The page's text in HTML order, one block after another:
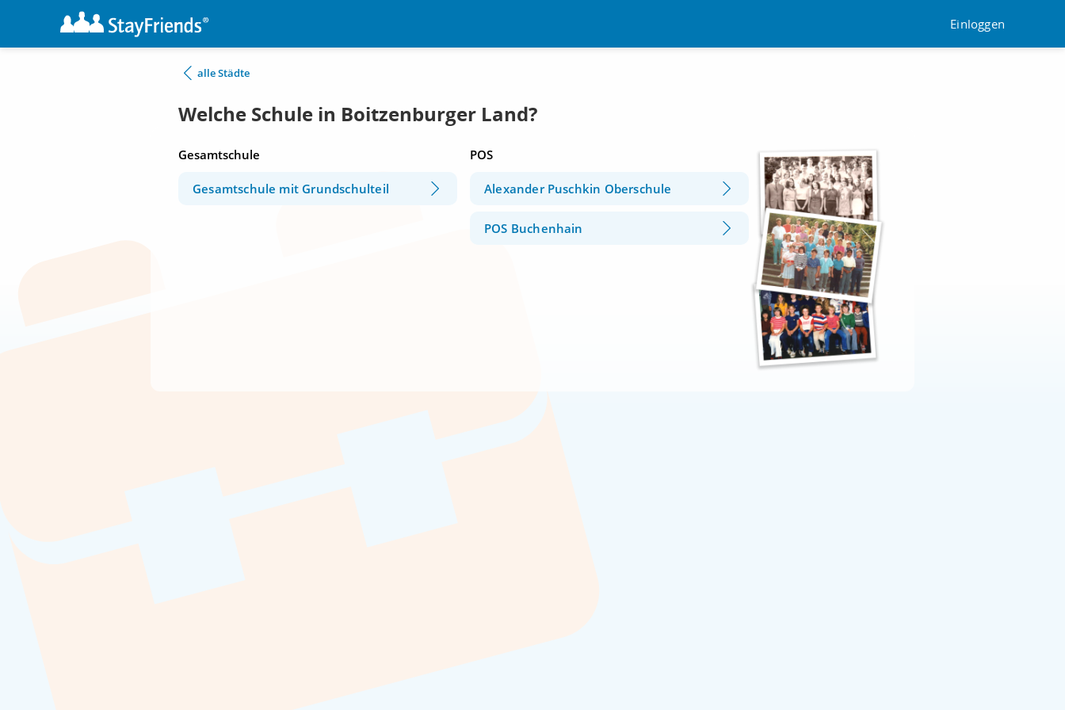
Einloggen
alle Städte
Welche Schule in Boitzenburger Land?
Gesamtschule
Gesamtschule mit Grundschulteil
POS
Alexander Puschkin Oberschule
POS Buchenhain